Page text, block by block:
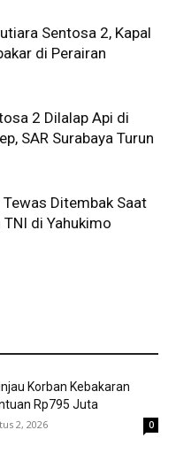
Sentosa 2, Kapal
di Perairan
2 Dilalap Api di
SAR Surabaya Turun
Ditembak Saat
di Yahukimo
Korban Kebakaran
Rp795 Juta
2, 2026 0